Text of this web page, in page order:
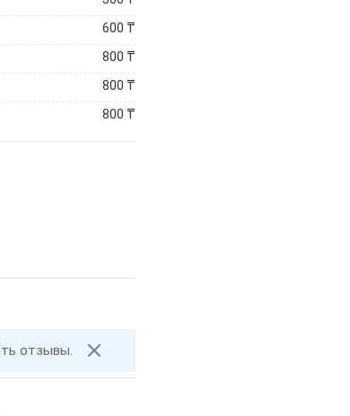
600 ₸
800 ₸
800 ₸
800 ₸
отзывы.